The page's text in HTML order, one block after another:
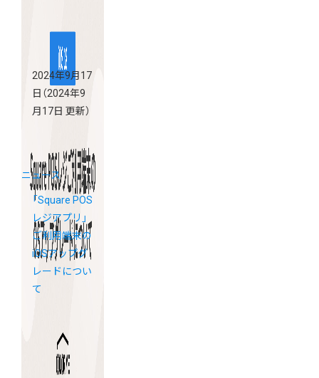
2024年9月17
日 （2024年9
月17日 更新）
ニュース
「Square POS
レジアプリ」
ご利用端末の
iOSアップグ
レードについ
て